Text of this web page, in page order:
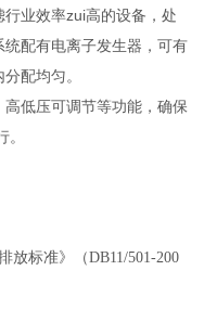
业效率zui高的设备，处
配有电离子发生器，可有
配均匀。
低压可调节等功能，确保
放标准》（DB11/501-200